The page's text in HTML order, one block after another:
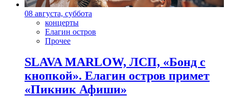
08 августа, суббота
концерты
Елагин остров
Прочее
SLAVA MARLOW, ЛСП, «Бонд с
кнопкой». Елагин остров примет
«Пикник Афиши»